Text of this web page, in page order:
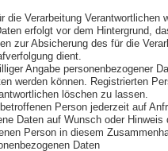
die Verarbeitung
erfolgt vor dem Hintergrund,
zur Absicherung des für die
dient.
Angabe personenbezogener
werden können. Registrierten
löschen zu lassen.
Person jederzeit auf
Daten auf Wunsch oder
Person in diesem
Daten